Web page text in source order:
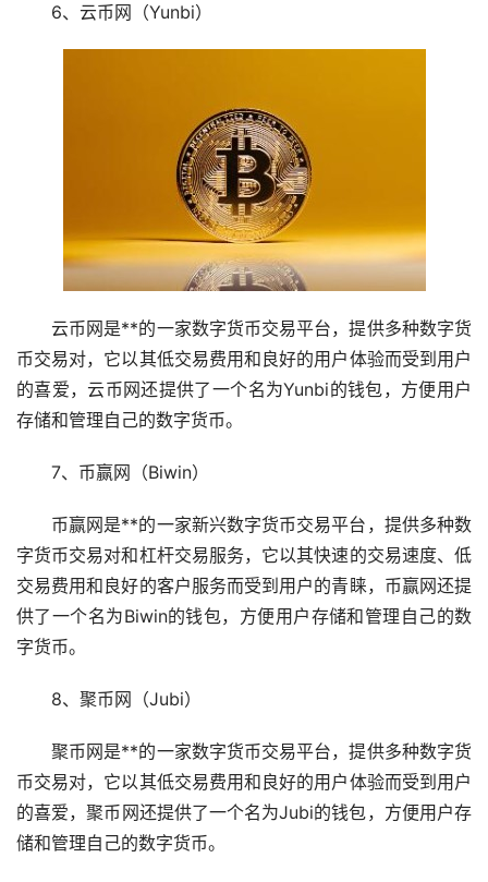
6、云币网（Yunbi）
云币网是**的一家数字货币交易平台，提供多种数字货
币交易对，它以其低交易费用和良好的用户体验而受到用户
的喜爱，云币网还提供了一个名为Yunbi的钱包，方便用户
存储和管理自己的数字货币。
7、币赢网（Biwin）
币赢网是**的一家新兴数字货币交易平台，提供多种数
字货币交易对和杠杆交易服务，它以其快速的交易速度、低
交易费用和良好的客户服务而受到用户的青睐，币赢网还提
供了一个名为Biwin的钱包，方便用户存储和管理自己的数
字货币。
8、聚币网（Jubi）
聚币网是**的一家数字货币交易平台，提供多种数字货
币交易对，它以其低交易费用和良好的用户体验而受到用户
的喜爱，聚币网还提供了一个名为Jubi的钱包，方便用户存
储和管理自己的数字货币。